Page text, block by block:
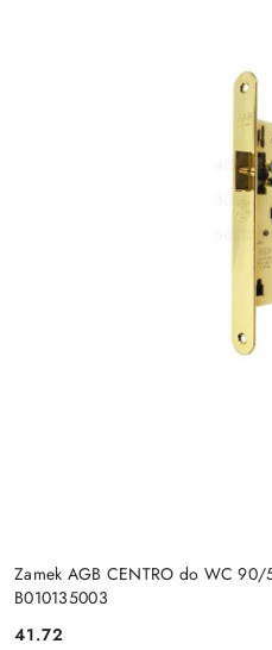
Zamek AGB CENTRO do WC
B010135003
Cena:
41.72